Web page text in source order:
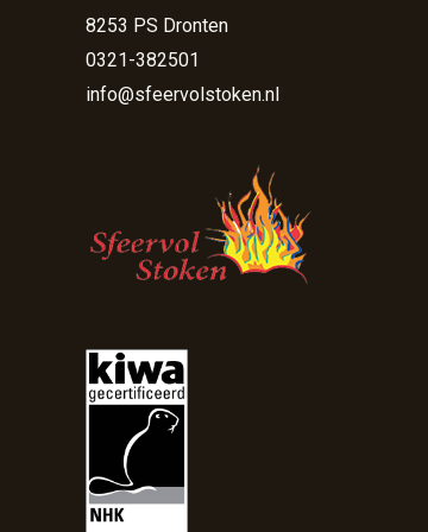
8253 PS Dronten
0321-382501
info@sfeervolstoken.nl